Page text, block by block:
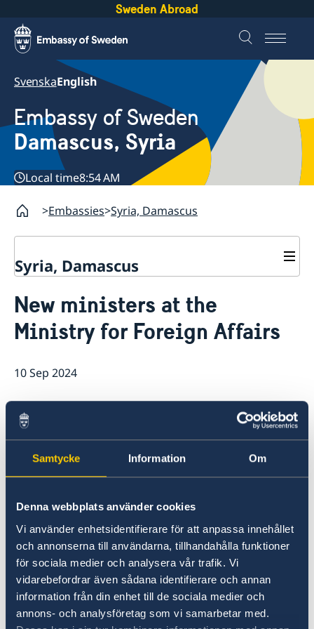
Samtycke Information Om
Denna webbplats använder cookies
Vi använder enhetsidentifierare för att anpassa innehållet
och annonserna till användarna, tillhandahålla funktioner
för sociala medier och analysera vår trafik. Vi
vidarebefordrar även sådana identifierare och annan
information från din enhet till de sociala medier och
annons- och analysföretag som vi samarbetar med.
Sweden Abroad
SvenskaEnglish
Embassy of Sweden
Damascus, Syria
Local time8:54 AM
Embassies Syria, Damascus
Syria, Damascus
About us
Embassy Staff
New ministers at the
Ministry for Foreign Affairs
10 Sep 2024
Maria Malmer Stenergard is the new
Minister for Foreign Affairs and head
of the Ministry for Foreign Affairs, and
Benjamin Dousa is the new Minister
Cooperation and Foreign Trade. Today,
Prime Minister Ulf Kristersson
presented the Statement of
Government Policy in the Riksdag and
announced the Government’s new
ministers.